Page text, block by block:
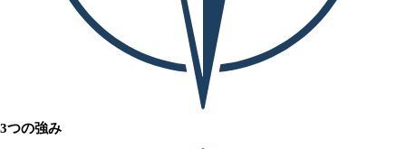
3つの強み